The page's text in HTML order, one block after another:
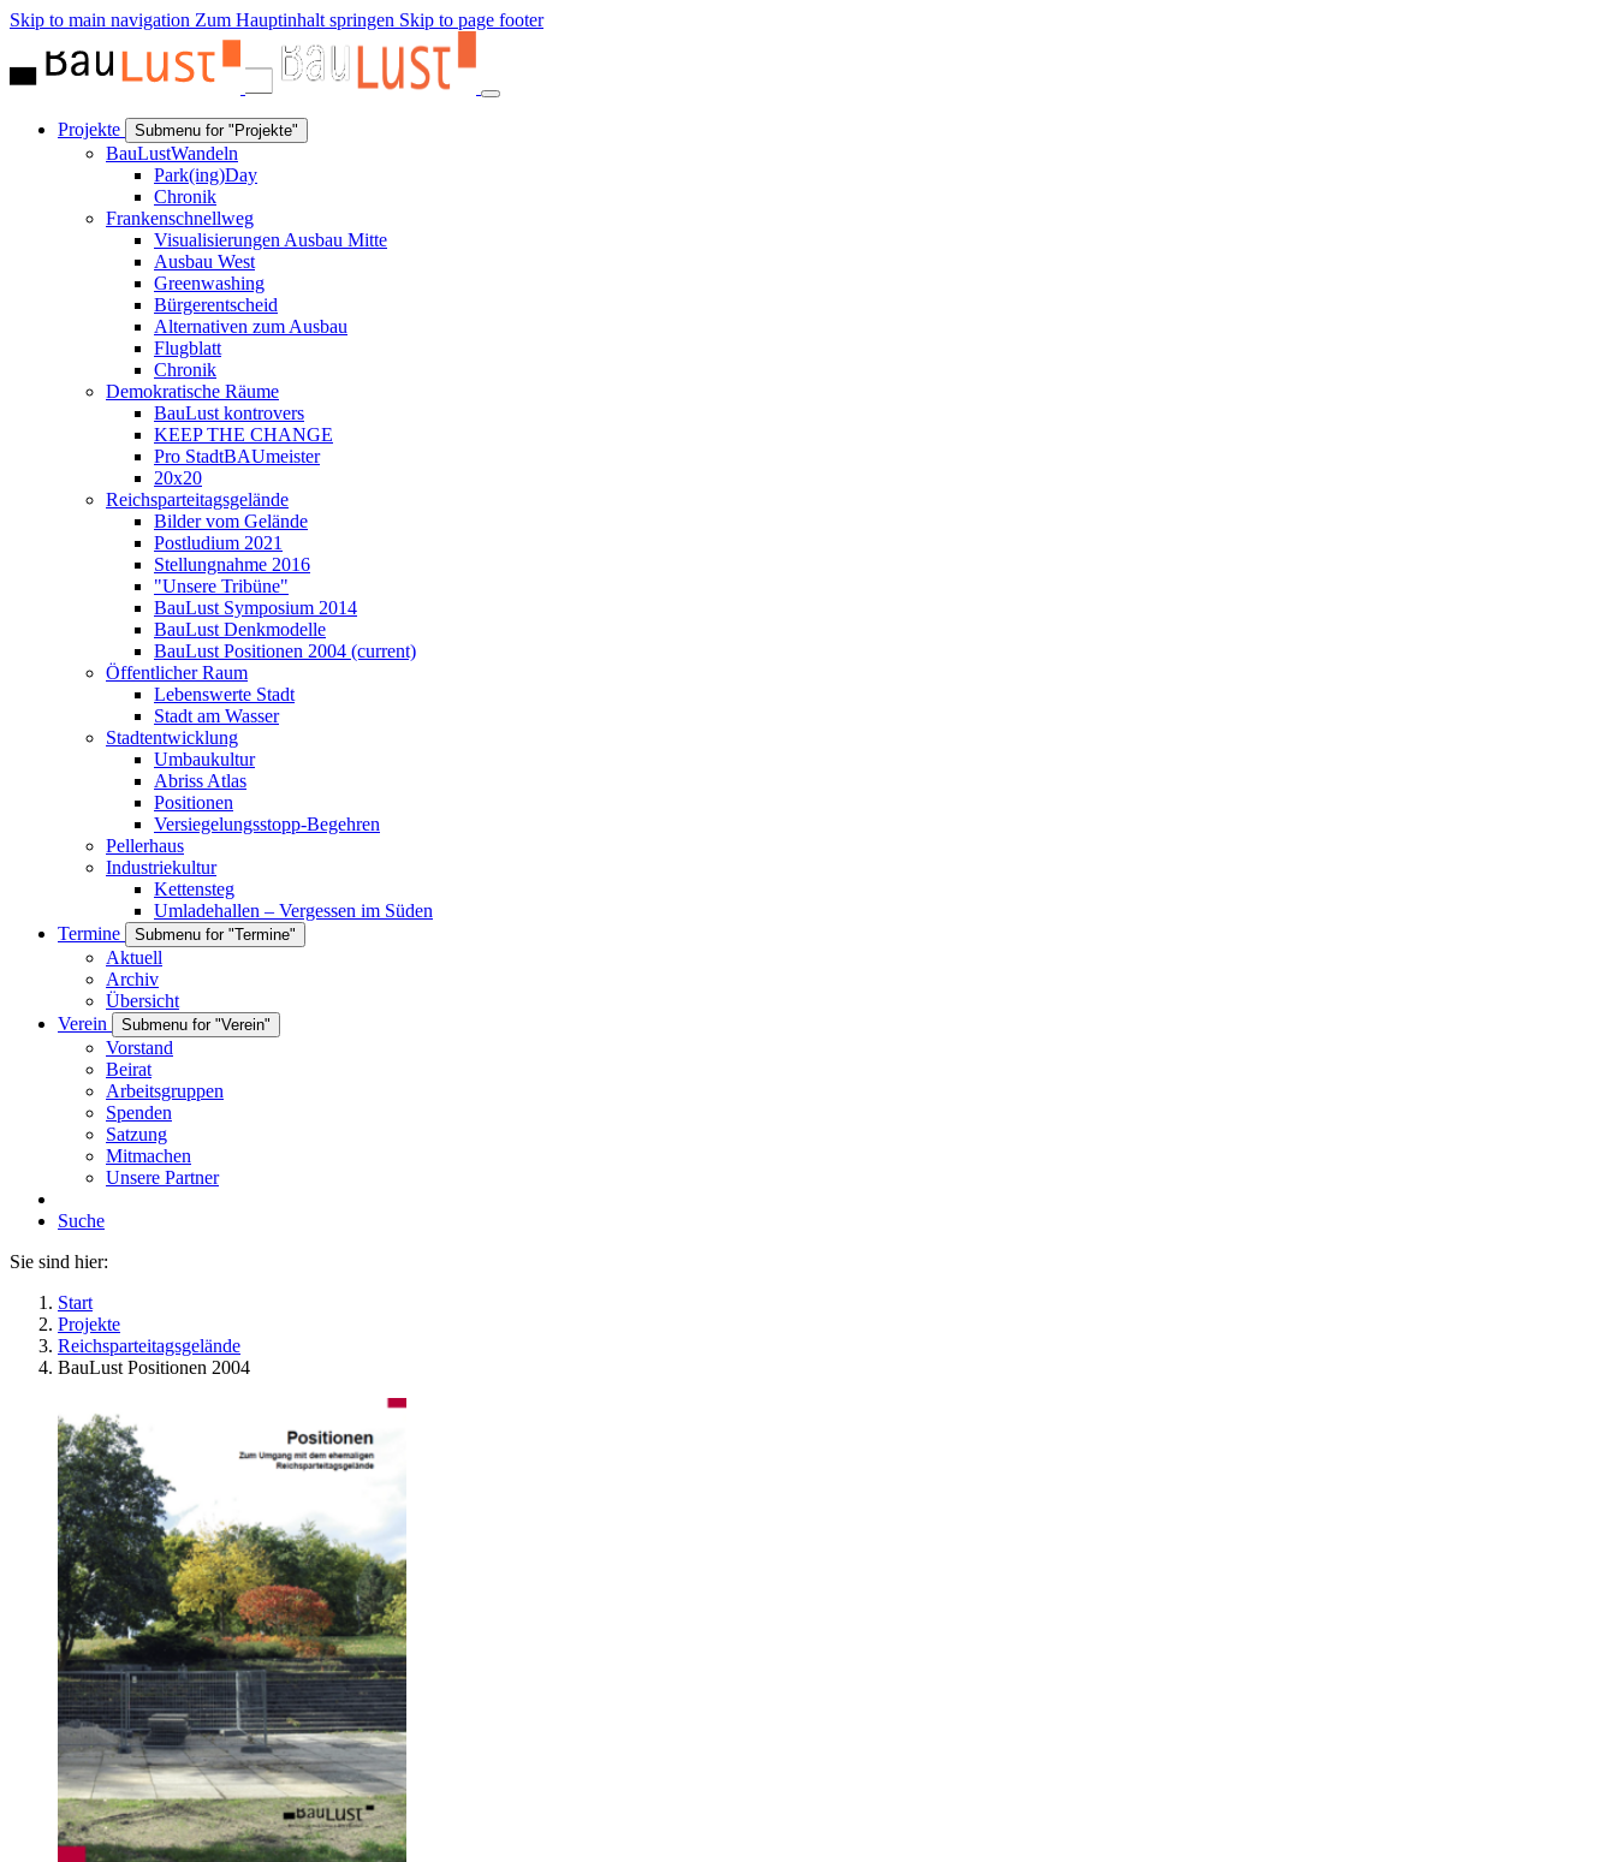
Skip to main navigation Zum Hauptinhalt springen Skip to page footer
Projekte Submenu for "Projekte"
BauLustWandeln
Park(ing)Day
Chronik
Frankenschnellweg
Visualisierungen Ausbau Mitte
Ausbau West
Greenwashing
Bürgerentscheid
Alternativen zum Ausbau
Flugblatt
Chronik
Demokratische Räume
BauLust kontrovers
KEEP THE CHANGE
Pro StadtBAUmeister
20x20
Reichsparteitagsgelände
Bilder vom Gelände
Postludium 2021
Stellungnahme 2016
"Unsere Tribüne"
BauLust Symposium 2014
BauLust Denkmodelle
BauLust Positionen 2004 (current)
Öffentlicher Raum
Lebenswerte Stadt
Stadt am Wasser
Stadtentwicklung
Umbaukultur
Abriss Atlas
Positionen
Versiegelungsstopp-Begehren
Pellerhaus
Industriekultur
Kettensteg
Umladehallen – Vergessen im Süden
Termine
Submenu for "Termine"
Aktuell
Archiv
Übersicht
Verein
Submenu for "Verein"
Vorstand
Beirat
Arbeitsgruppen
Spenden
Satzung
Mitmachen
Unsere Partner
Suche
Sie sind hier:
Start
Projekte
Reichsparteitagsgelände
BauLust Positionen 2004